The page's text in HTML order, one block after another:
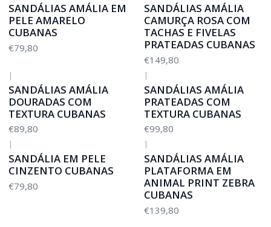
SANDÁLIAS AMÁLIA EM
PELE AMARELO
CUBANAS
€79,80
SANDÁLIAS AMÁLIA
CAMURÇA ROSA COM
TACHAS E FIVELAS
PRATEADAS CUBANAS
€149,80
|
SANDÁLIAS AMÁLIA
DOURADAS COM
TEXTURA CUBANAS
€89,80
|
SANDÁLIAS AMÁLIA
PRATEADAS COM
TEXTURA CUBANAS
€99,80
|
SANDÁLIA EM PELE
CINZENTO CUBANAS
€79,80
|
SANDÁLIAS AMÁLIA
PLATAFORMA EM
ANIMAL PRINT ZEBRA
CUBANAS
€139,80